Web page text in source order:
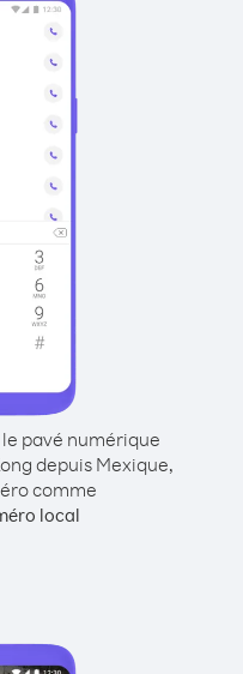
pavé numérique
depuis Mexique,
comme
local